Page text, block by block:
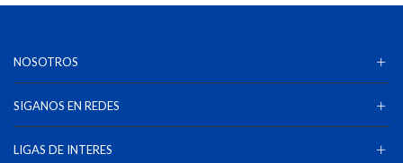
NOSOTROS
SIGANOS EN REDES
LIGAS DE INTERES